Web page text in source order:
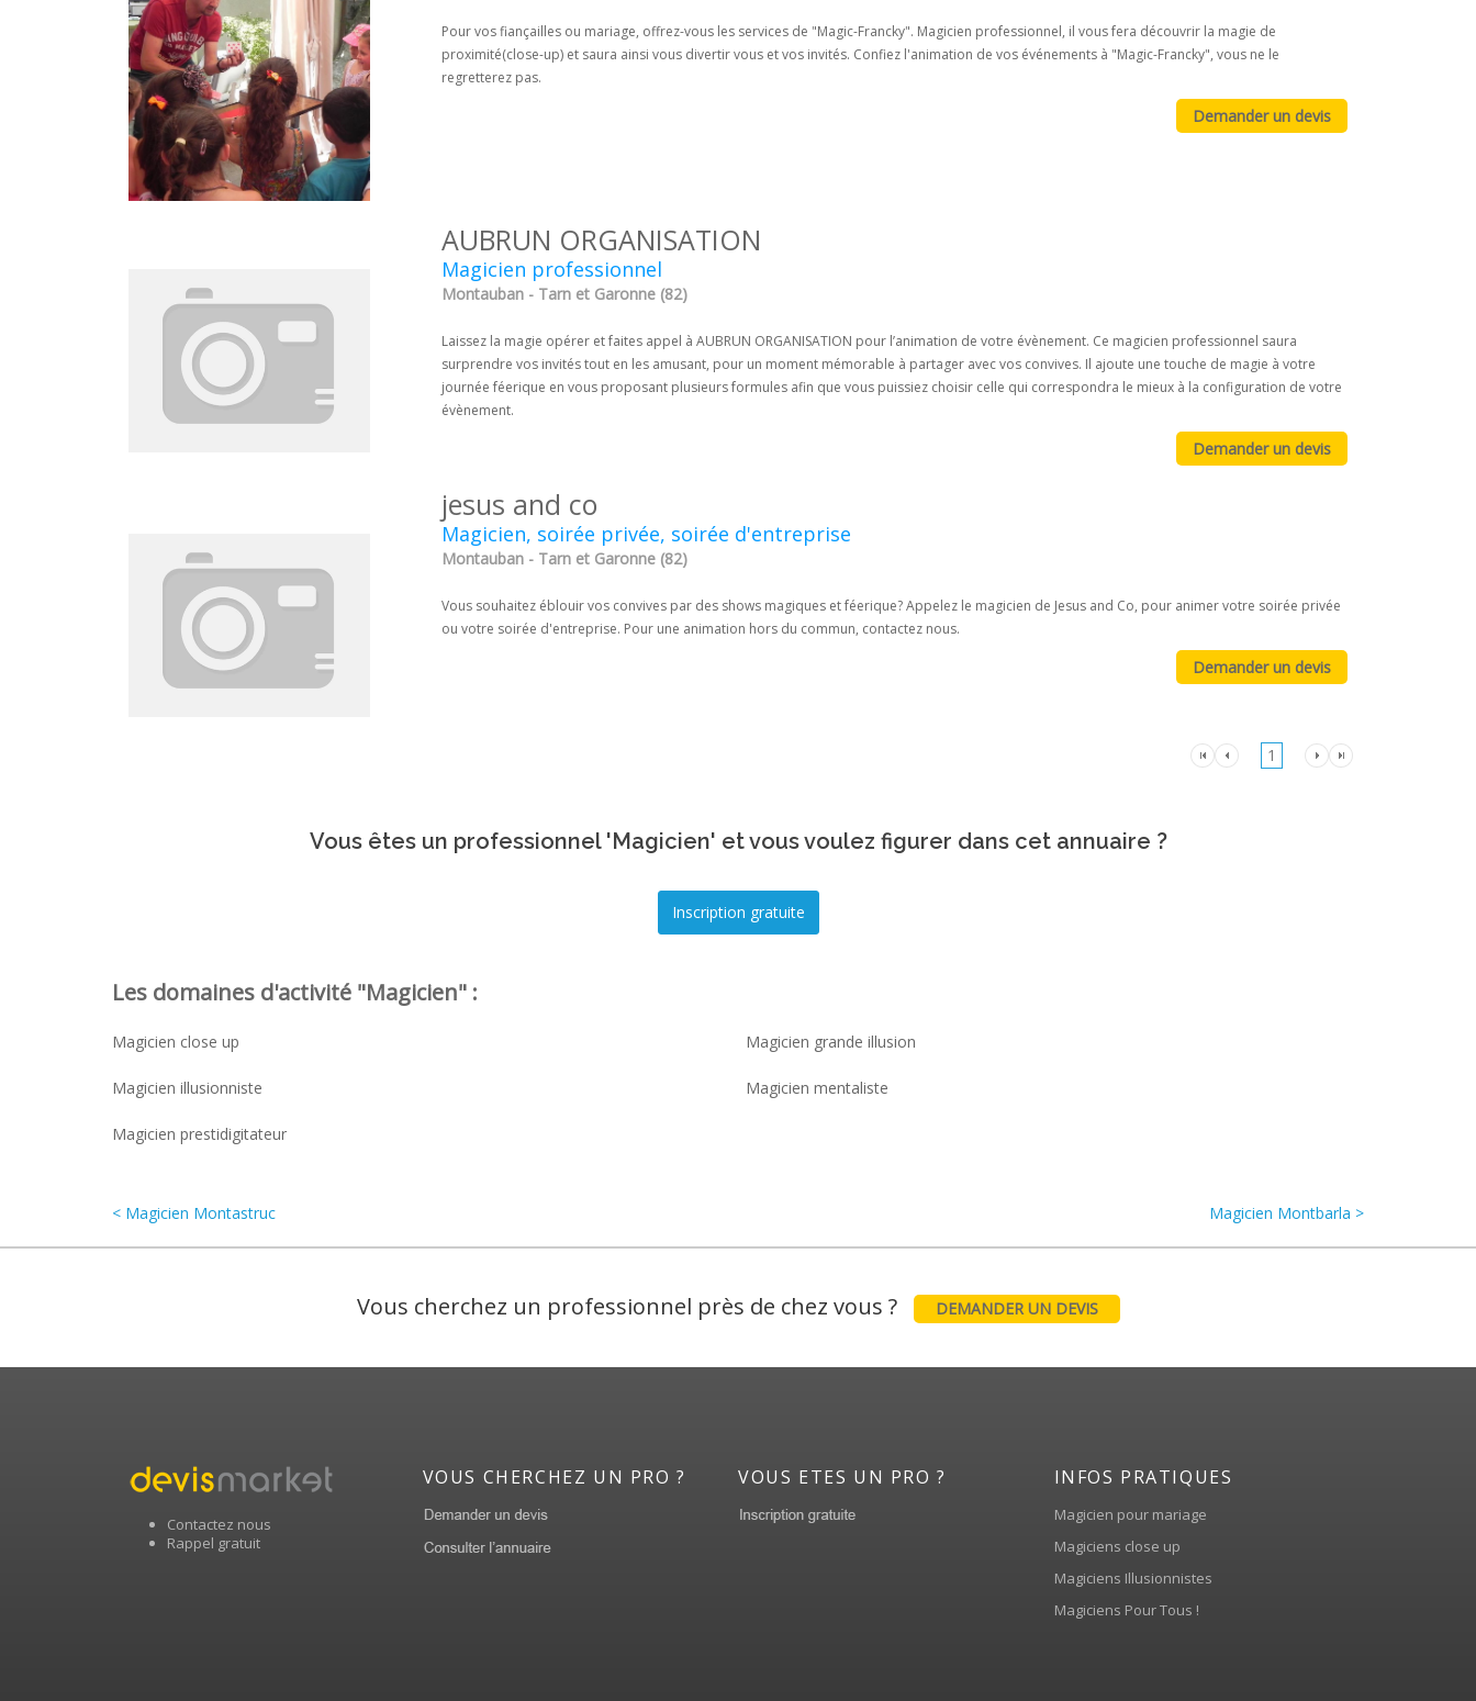
Pour vos fiançailles ou mariage, offrez-vous les services de "Magic-Francky". Magicien professionnel, il vous fera découvrir la magie de
proximité(close-up) et saura ainsi vous divertir vous et vos invités. Confiez l'animation de vos événements à "Magic-Francky", vous ne le
regretterez pas.
AUBRUN ORGANISATION
Magicien professionnel
Montauban - Tarn et Garonne (82)
Laissez la magie opérer et faites appel à AUBRUN ORGANISATION pour l’animation de votre évènement. Ce magicien professionnel saura
surprendre vos invités tout en les amusant, pour un moment mémorable à partager avec vos convives. Il ajoute une touche de magie à votre
journée féerique en vous proposant plusieurs formules afin que vous puissiez choisir celle qui correspondra le mieux à la configuration de votre
évènement.
jesus and co
Magicien, soirée privée, soirée d'entreprise
Montauban - Tarn et Garonne (82)
Vous souhaitez éblouir vos convives par des shows magiques et féerique? Appelez le magicien de Jesus and Co, pour animer votre soirée privée
ou votre soirée d'entreprise. Pour une animation hors du commun, contactez nous.
1
Vous êtes un professionnel 'Magicien' et vous voulez figurer dans cet annuaire ?
Les domaines d'activité "Magicien" :
Magicien close up Magicien grande illusion
Magicien illusionniste Magicien mentaliste
Magicien prestidigitateur
< Magicien Montastruc Magicien Montbarla >
Vous cherchez un professionnel près de chez vous ? DEMANDER UN DEVIS
Contactez nous
Rappel gratuit
VOUS CHERCHEZ UN PRO ? VOUS ETES UN PRO ? INFOS PRATIQUES
Magicien pour mariage
Magiciens close up
Magiciens Illusionnistes
Magiciens Pour Tous !